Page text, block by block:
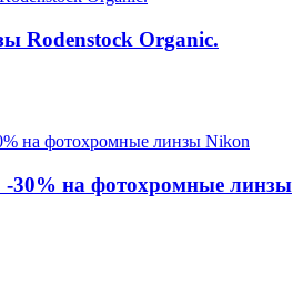
Rodenstock Organic.
-30% на фотохромные линзы